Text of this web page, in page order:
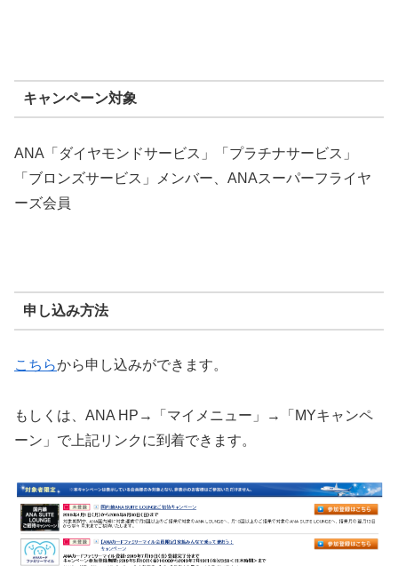
キャンペーン対象
ANA「ダイヤモンドサービス」「プラチナサービス」
「ブロンズサービス」メンバー、ANAスーパーフライヤ
ーズ会員
申し込み方法
こちらから申し込みができます。
もしくは、ANA HP→「マイメニュー」→「MYキャンペ
ーン」で上記リンクに到着できます。